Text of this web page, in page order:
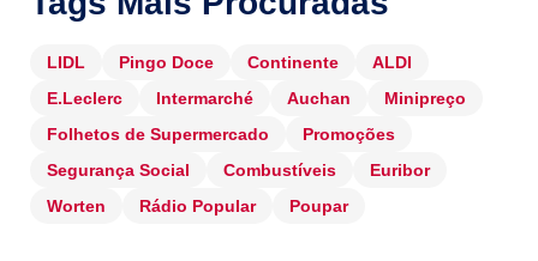
LIDL Pingo Doce Continente
ALDI
E.Leclerc
Intermarché Auchan
Minipreço
Folhetos de Supermercado
Promoções
Segurança Social
Combustíveis
Euribor
Worten
Rádio Popular Poupar